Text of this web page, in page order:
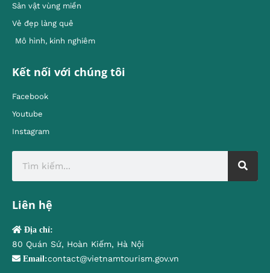
Sản vật vùng miền
Vẻ đẹp làng quê
Mô hình, kinh nghiêm
Kết nối với chúng tôi
Facebook
Youtube
Instagram
Liên hệ
Địa chỉ:
80 Quán Sứ, Hoàn Kiếm, Hà Nội
Email:contact@vietnamtourism.gov.vn